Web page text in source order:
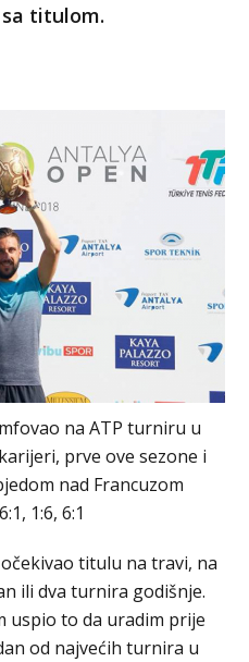
titulom.
na ATP turniru u
prve ove sezone i
nad Francuzom
1:6, 6:1
titulu na travi, na
ili dva turnira godišnje.
uspio to da uradim prije
od najvećih turnira u